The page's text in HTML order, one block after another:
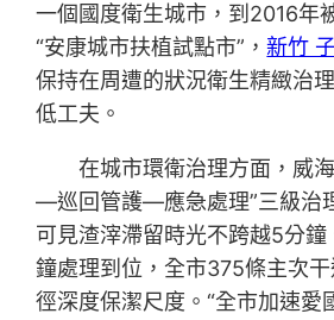
一個國度衛生城市，到2016年
“安康城市扶植試點市”，新竹
保持在周遭的狀況衛生精緻治
低工夫。
在城市環衛治理方面，威
—巡回管護—應急處理”三級治
可見渣滓滯留時光不跨越5分
鐘處理到位，全市375條主次
徑深度保潔尺度。“全市加速愛